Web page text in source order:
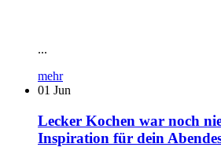
...
mehr
01 Jun
Lecker Kochen war noch
Inspiration für dein